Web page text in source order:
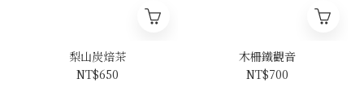
梨山炭焙茶
NT$650
木柵鐵觀音
NT$700